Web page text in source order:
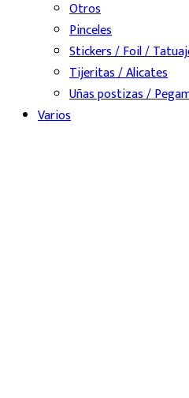
Otros
Pinceles
Stickers / Foil /
Tijeritas / Alicates
Uñas postizas /
Varios